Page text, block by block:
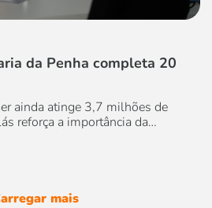
da Penha completa 20
ainda atinge 3,7 milhões de
reforça a importância da
à violência contra a mulher. Em
mais